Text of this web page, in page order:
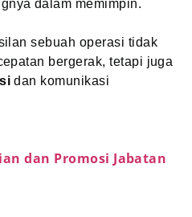
dalam memimpin.
sebuah operasi tidak
bergerak, tetapi juga
dan komunikasi
dan Promosi Jabatan